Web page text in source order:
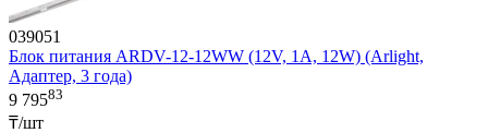
039051
Блок питания ARDV-12-12WW (12V, 1A, 12W) (Arlight,
Адаптер, 3 года)
9 79583
₸/шт